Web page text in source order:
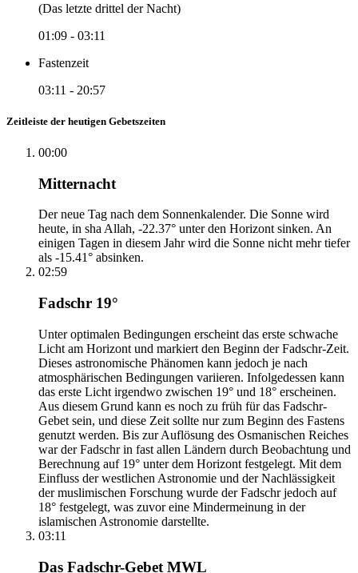
(Das letzte drittel der Nacht)
01:09 - 03:11
Fastenzeit
03:11 - 20:57
Zeitleiste der heutigen Gebetszeiten
00:00
Mitternacht
Der neue Tag nach dem Sonnenkalender. Die Sonne wird
heute, in sha Allah, -22.37° unter den Horizont sinken. An
einigen Tagen in diesem Jahr wird die Sonne nicht mehr tiefer
als -15.41° absinken.
02:59
Fadschr 19°
Unter optimalen Bedingungen erscheint das erste schwache
Licht am Horizont und markiert den Beginn der Fadschr-Zeit.
Dieses astronomische Phänomen kann jedoch je nach
atmosphärischen Bedingungen variieren. Infolgedessen kann
das erste Licht irgendwo zwischen 19° und 18° erscheinen.
Aus diesem Grund kann es noch zu früh für das Fadschr-
Gebet sein, und diese Zeit sollte nur zum Beginn des Fastens
genutzt werden. Bis zur Auflösung des Osmanischen Reiches
war der Fadschr in fast allen Ländern durch Beobachtung und
Berechnung auf 19° unter dem Horizont festgelegt. Mit dem
Einfluss der westlichen Astronomie und der Nachlässigkeit
der muslimischen Forschung wurde der Fadschr jedoch auf
18° festgelegt, was zuvor eine Mindermeinung in der
islamischen Astronomie darstellte.
03:11
Das Fadschr-Gebet MWL